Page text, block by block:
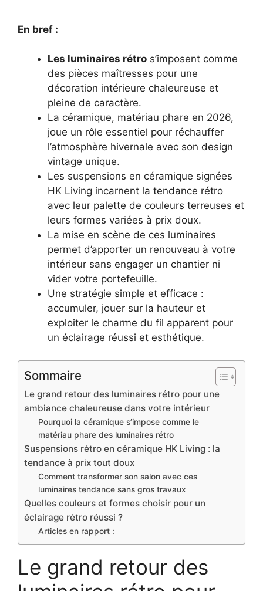
En bref :
Les luminaires rétro s’imposent comme
des pièces maîtresses pour une
décoration intérieure chaleureuse et
pleine de caractère.
La céramique, matériau phare en 2026,
joue un rôle essentiel pour réchauffer
l’atmosphère hivernale avec son design
vintage unique.
Les suspensions en céramique signées
HK Living incarnent la tendance rétro
avec leur palette de couleurs terreuses et
leurs formes variées à prix doux.
La mise en scène de ces luminaires
permet d’apporter un renouveau à votre
intérieur sans engager un chantier ni
vider votre portefeuille.
Une stratégie simple et efficace :
accumuler, jouer sur la hauteur et
exploiter le charme du fil apparent pour
un éclairage réussi et esthétique.
Sommaire
Le grand retour des luminaires rétro pour une
ambiance chaleureuse dans votre intérieur
Pourquoi la céramique s’impose comme le
matériau phare des luminaires rétro
Suspensions rétro en céramique HK Living : la
tendance à prix tout doux
Comment transformer son salon avec ces
luminaires tendance sans gros travaux
Quelles couleurs et formes choisir pour un
éclairage rétro réussi ?
Articles en rapport :
Le grand retour des